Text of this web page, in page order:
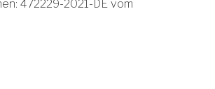
472229-2021-DE vom